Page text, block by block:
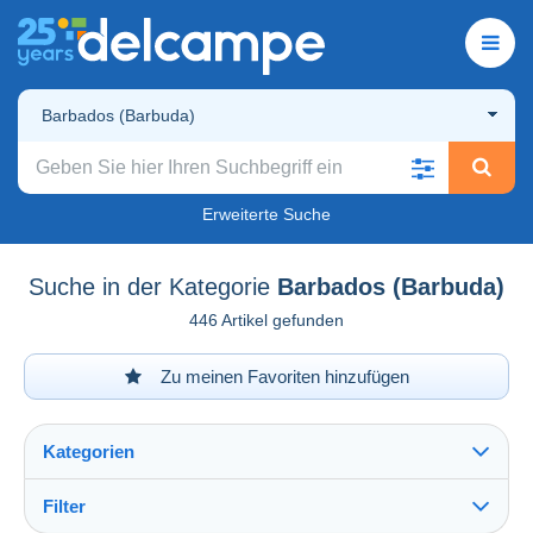
Barbados (Barbuda)
Erweiterte Suche
Suche in der Kategorie Barbados (Barbuda)
446 Artikel gefunden
Zu meinen Favoriten hinzufügen
Kategorien
Filter